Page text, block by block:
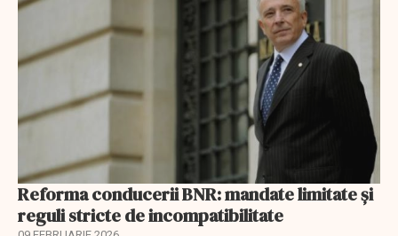
Reforma conducerii BNR: mandate limitate și
reguli stricte de incompatibilitate